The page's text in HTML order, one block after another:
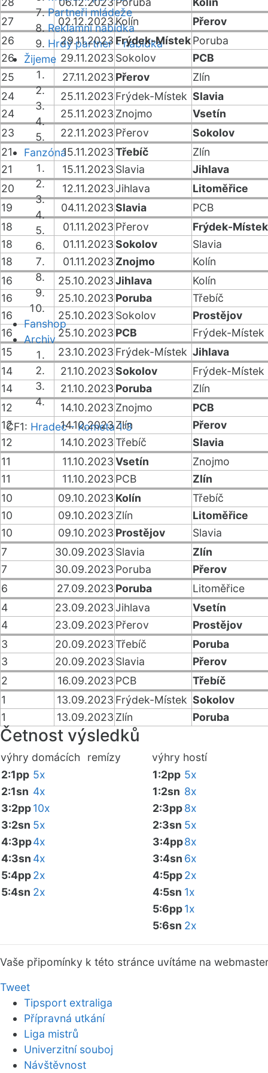
Partneři mládeže
Reklamní nabídka
Hrdý partner - nabídka
Žijeme
Fanzóna
Fanshop
Archiv
ČF1: Hradec - Kometa 1:3
27
02.12.2023Kolín Přerov
26
29.11.2023 Frýdek-MístekPoruba
26
29.11.2023 Sokolov PCB
25
27.11.2023 Přerov Zlín
24
25.11.2023 Frýdek-Místek Slavia
24
25.11.2023 Znojmo Vsetín
23
22.11.2023 Přerov Sokolov
21
15.11.2023Třebíč Zlín
21
15.11.2023 Slavia Jihlava
20
12.11.2023Jihlava Litoměřice
19
04.11.2023Slavia PCB
18
01.11.2023 Přerov Frýdek-Místek
18
01.11.2023Sokolov Slavia
18
01.11.2023 Znojmo Kolín
16
25.10.2023Jihlava Kolín
16
25.10.2023 Poruba Třebíč
16
25.10.2023 Sokolov Prostějov
16
25.10.2023 PCB Frýdek-Místek
15
23.10.2023 Frýdek-Místek Jihlava
14
21.10.2023Sokolov Frýdek-Místek
14
21.10.2023 Poruba Zlín
12
14.10.2023 Znojmo PCB
12
14.10.2023Zlín Přerov
12
14.10.2023Třebíč Slavia
11
11.10.2023Vsetín Znojmo
11
11.10.2023 PCB Zlín
10
09.10.2023 Kolín Třebíč
10
09.10.2023 Zlín Litoměřice
10
09.10.2023 Prostějov Slavia
7
30.09.2023 Slavia Zlín
7
30.09.2023 Poruba Přerov
6
27.09.2023 Poruba Litoměřice
4
23.09.2023Jihlava Vsetín
4
23.09.2023 Přerov Prostějov
3
20.09.2023Třebíč Poruba
3
20.09.2023 Slavia Přerov
2
16.09.2023 PCB Třebíč
1
13.09.2023 Frýdek-Místek Sokolov
1
13.09.2023 Zlín Poruba
Četnost výsledků
výhry domácích remízy výhry hostí
2:1pp 5x
2:1sn 4x
3:2pp10x
3:2sn 5x
4:3pp4x
4:3sn 4x
5:4pp2x
5:4sn 2x
1:2pp 5x
1:2sn 8x
2:3pp8x
2:3sn 5x
3:4pp8x
3:4sn 6x
4:5pp2x
4:5sn 1x
5:6pp1x
5:6sn 2x
Vaše připomínky k této stránce uvítáme na webmaster
Tweet
Tipsport extraliga
Přípravná utkání
Liga mistrů
Univerzitní souboj
Návštěvnost